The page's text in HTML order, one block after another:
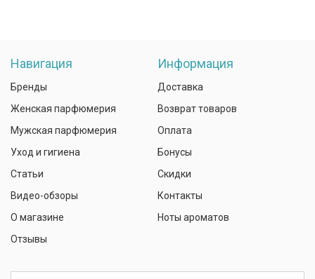
Навигация
Бренды
Женская парфюмерия
Мужская парфюмерия
Уход и гигиена
Статьи
Видео-обзоры
О магазине
Отзывы
Информация
Доставка
Возврат товаров
Оплата
Бонусы
Скидки
Контакты
Ноты ароматов